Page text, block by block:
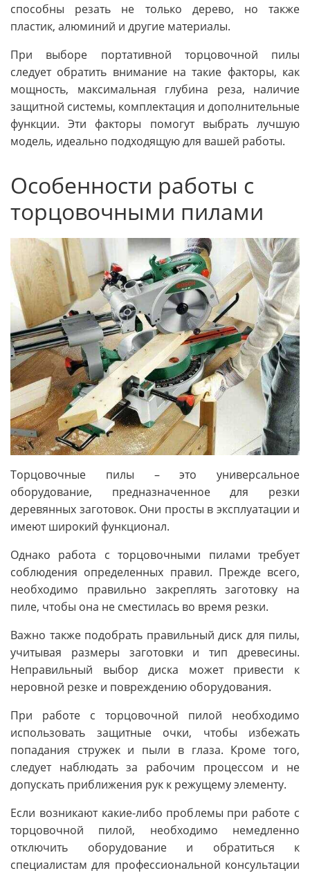
способны резать не только дерево, но также
пластик, алюминий и другие материалы.
При выборе портативной торцовочной пилы
следует обратить внимание на такие факторы, как
мощность, максимальная глубина реза, наличие
защитной системы, комплектация и дополнительные
функции. Эти факторы помогут выбрать лучшую
модель, идеально подходящую для вашей работы.
Особенности работы с
торцовочными пилами
Торцовочные пилы – это универсальное
оборудование, предназначенное для резки
деревянных заготовок. Они просты в эксплуатации и
имеют широкий функционал.
Однако работа с торцовочными пилами требует
соблюдения определенных правил. Прежде всего,
необходимо правильно закреплять заготовку на
пиле, чтобы она не сместилась во время резки.
Важно также подобрать правильный диск для пилы,
учитывая размеры заготовки и тип древесины.
Неправильный выбор диска может привести к
неровной резке и повреждению оборудования.
При работе с торцовочной пилой необходимо
использовать защитные очки, чтобы избежать
попадания стружек и пыли в глаза. Кроме того,
следует наблюдать за рабочим процессом и не
допускать приближения рук к режущему элементу.
Если возникают какие-либо проблемы при работе с
торцовочной пилой, необходимо немедленно
отключить оборудование и обратиться к
специалистам для профессиональной консультации